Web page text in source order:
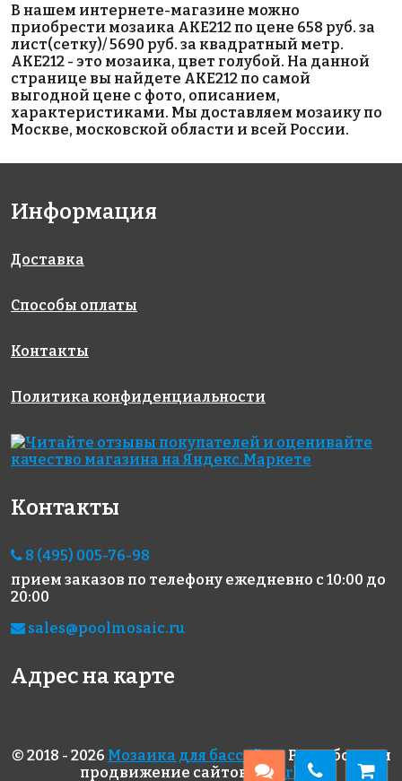
AKE186
Испания
313x495
AKE050
Испания
313x495
AKE221
Испания
330x298
3400 руб./м²
340x340
4570 руб./м²
AKE103
Испания
313x495
AKE224
Испания
330x298
AKE062
Испания
313x495
4800 руб./м²
Испания
340x340
3400 руб./м²
340x340
В нашем интернете-магазине можно
приобрести мозаика AKE212 по цене 658 руб. за
лист(сетку)/ 5690 руб. за квадратный метр.
AKE212 - это мозаика, цвет голубой. На данной
странице вы найдете AKE212 по самой
выгодной цене с фото, описанием,
характеристиками. Мы доставляем мозаику по
Москве, московской области и всей России.
Информация
Доставка
Способы оплаты
Контакты
Политика конфиденциальности
Контакты
8 (495) 005-76-98
прием заказов по телефону ежедневно с 10:00 до
20:00
sales@poolmosaic.ru
Адрес на карте
© 2018 - 2026 Мозаика для бассейна. Разработка и
продвижение сайтов
superk.ru